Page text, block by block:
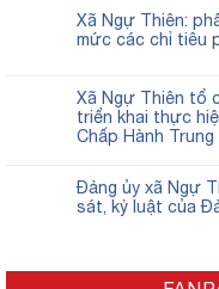
Xã Ngự Thiên:
mức các chỉ tiêu
Xã Ngự Thiên tổ
triển khai thực
Chấp Hành
Đảng ủy xã Ngự
sát, kỷ luật của